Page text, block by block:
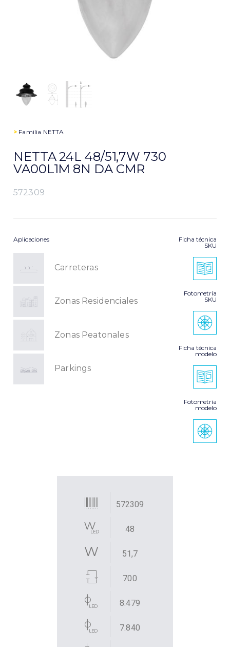
> Familia NETTA
NETTA 24L 48/51,7W 730
VA00L1M 8N DA CMR
572309
Aplicaciones
Carreteras
Zonas Residenciales
Zonas Peatonales
Parkings
Ficha técnica
SKU
Fotometría
SKU
Ficha técnica
modelo
Fotometría
modelo
572309
48
51,7
700
8.479
7.840